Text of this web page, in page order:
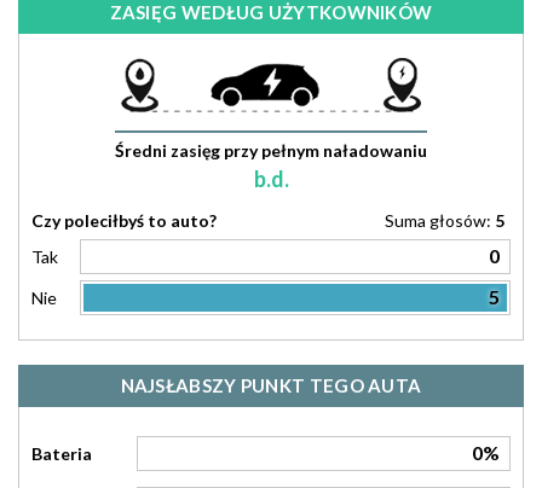
ZASIĘG WEDŁUG UŻYTKOWNIKÓW
Średni zasięg przy pełnym naładowaniu
b.d.
Czy poleciłbyś to auto? Suma głosów: 5
Tak
0
Nie 5
NAJSŁABSZY PUNKT TEGO AUTA
Bateria 0%